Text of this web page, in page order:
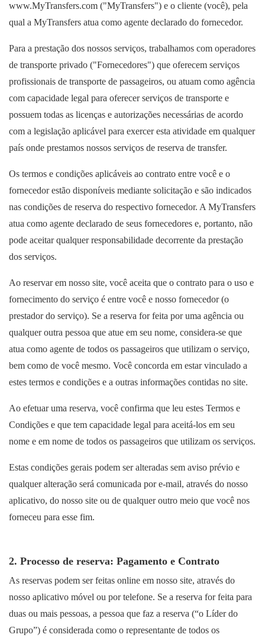
www.MyTransfers.com ("MyTransfers") e o cliente (você), pela
qual a MyTransfers atua como agente declarado do fornecedor.
Para a prestação dos nossos serviços, trabalhamos com operadores
de transporte privado ("Fornecedores") que oferecem serviços
profissionais de transporte de passageiros, ou atuam como agência
com capacidade legal para oferecer serviços de transporte e
possuem todas as licenças e autorizações necessárias de acordo
com a legislação aplicável para exercer esta atividade em qualquer
país onde prestamos nossos serviços de reserva de transfer.
Os termos e condições aplicáveis ao contrato entre você e o
fornecedor estão disponíveis mediante solicitação e são indicados
nas condições de reserva do respectivo fornecedor. A MyTransfers
atua como agente declarado de seus fornecedores e, portanto, não
pode aceitar qualquer responsabilidade decorrente da prestação
dos serviços.
Ao reservar em nosso site, você aceita que o contrato para o uso e
fornecimento do serviço é entre você e nosso fornecedor (o
prestador do serviço). Se a reserva for feita por uma agência ou
qualquer outra pessoa que atue em seu nome, considera-se que
atua como agente de todos os passageiros que utilizam o serviço,
bem como de você mesmo. Você concorda em estar vinculado a
estes termos e condições e a outras informações contidas no site.
Ao efetuar uma reserva, você confirma que leu estes Termos e
Condições e que tem capacidade legal para aceitá-los em seu
nome e em nome de todos os passageiros que utilizam os serviços.
Estas condições gerais podem ser alteradas sem aviso prévio e
qualquer alteração será comunicada por e-mail, através do nosso
aplicativo, do nosso site ou de qualquer outro meio que você nos
forneceu para esse fim.
2. Processo de reserva: Pagamento e Contrato
As reservas podem ser feitas online em nosso site, através do
nosso aplicativo móvel ou por telefone. Se a reserva for feita para
duas ou mais pessoas, a pessoa que faz a reserva (“o Líder do
Grupo”) é considerada como o representante de todos os